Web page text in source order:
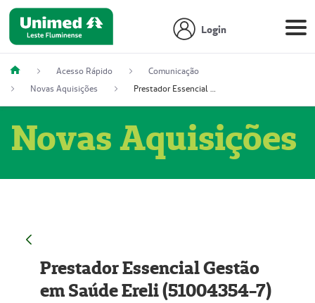
Login
Acesso Rápido
Comunicação
Novas Aquisições
Prestador Essencial Gestão em Saúde Ereli (51004354-7)
Novas Aquisições
Prestador Essencial Gestão
em Saúde Ereli (51004354-7)